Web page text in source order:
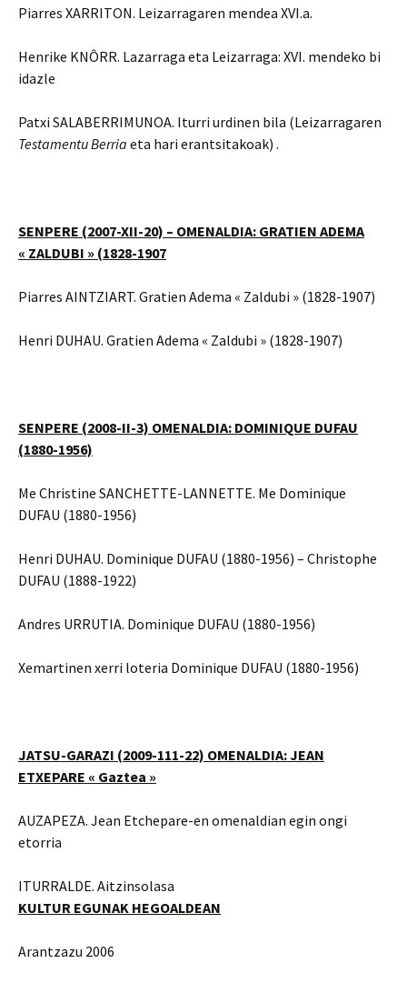
Piarres XARRITON. Leizarragaren mendea XVI.a.
Henrike KNÔRR. Lazarraga eta Leizarraga: XVI. mendeko bi
idazle
Patxi SALABERRIMUNOA. Iturri urdinen bila (Leizarragaren
Testamentu Berria eta hari erantsitakoak) .
SENPERE (2007-XII-20) – OMENALDIA: GRATIEN ADEMA
« ZALDUBI » (1828-1907
Piarres AINTZIART. Gratien Adema « Zaldubi » (1828-1907)
Henri DUHAU. Gratien Adema « Zaldubi » (1828-1907)
SENPERE (2008-II-3) OMENALDIA: DOMINIQUE DUFAU
(1880-1956)
Me Christine SANCHETTE-LANNETTE. Me Dominique
DUFAU (1880-1956)
Henri DUHAU. Dominique DUFAU (1880-1956) – Christophe
DUFAU (1888-1922)
Andres URRUTIA. Dominique DUFAU (1880-1956)
Xemartinen xerri loteria Dominique DUFAU (1880-1956)
JATSU-GARAZI (2009-111-22) OMENALDIA: JEAN
ETXEPARE « Gaztea »
AUZAPEZA. Jean Etchepare-en omenaldian egin ongi
etorria
ITURRALDE. Aitzinsolasa
KULTUR EGUNAK HEGOALDEAN
Arantzazu 2006